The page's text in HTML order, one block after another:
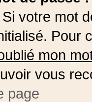
votre mot
Pour
mon
vous
page